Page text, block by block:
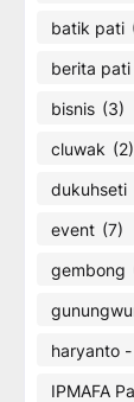
batik pati
berita pati
bisnis (3)
cluwak (2)
dukuhseti
event (7)
gembong
haryanto
IPMAFA